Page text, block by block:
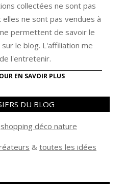
collectées ne sont pas
ne sont pas vendues à
permettent de savoir le
le blog. L'affiliation me
l'entretenir.
EN SAVOIR PLUS
DU BLOG
shopping déco nature
& toutes les idées